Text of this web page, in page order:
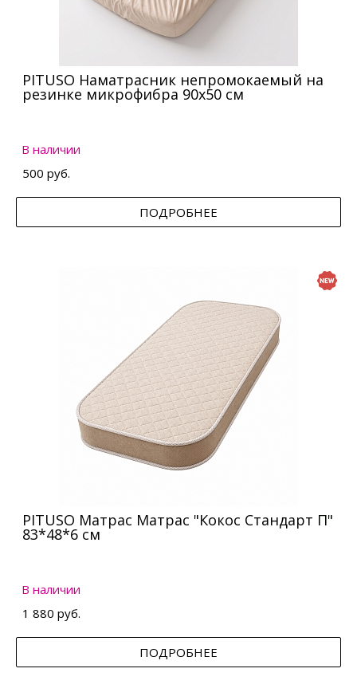
PITUSO Наматрасник непромокаемый на
резинке микрофибра 90х50 см
В наличии
500 руб.
ПОДРОБНЕЕ
PITUSO Матрас Матрас "Кокос Стандарт П"
83*48*6 см
В наличии
1 880 руб.
ПОДРОБНЕЕ